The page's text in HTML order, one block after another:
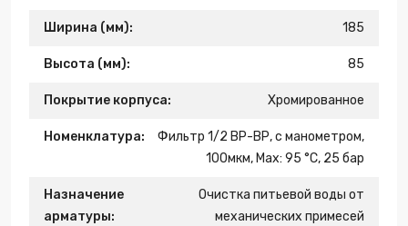
Ширина (мм): 185
Высота (мм): 85
Покрытие корпуса: Хромированное
Номенклатура:
Фильтр 1/2 ВР-ВР, с манометром,
100мкм, Max: 95 °C, 25 бар
Назначение
арматуры:
Очистка питьевой воды от
механических примесей